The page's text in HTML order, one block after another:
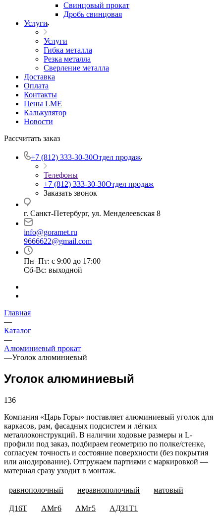
Свинцовый прокат
Дробь свинцовая
Услуги
Услуги
Гибка металла
Резка металла
Сверление металла
Доставка
Оплата
Контакты
Цены LME
Калькулятор
Новости
Рассчитать заказ
+7 (812) 333-30-30Отдел продаж
Телефоны
+7 (812) 333-30-30Отдел продаж
Заказать звонок
г. Санкт-Петербург, ул. Менделеевская 8
info@goramet.ru
9666622@gmail.com
Пн–Пт: с 9:00 до 17:00
Сб-Вс: выходной
Главная
—
Каталог
—
Алюминиевый прокат
—Уголок алюминиевый
Уголок алюминиевый
136
Компания «Царь Горы» поставляет алюминиевый уголок для
каркасов, рам, фасадных подсистем и лёгких
металлоконструкций. В наличии ходовые размеры и L-
профили под заказ, подбираем геометрию по полке/стенке,
согласуем точность и состояние поверхности (без покрытия
или анодирование). Отгружаем партиями с маркировкой —
материал сразу уходит в монтаж.
равнополочный неравнополочный матовый
Д16Т АМг6 АМг5 АДЗ1Т1